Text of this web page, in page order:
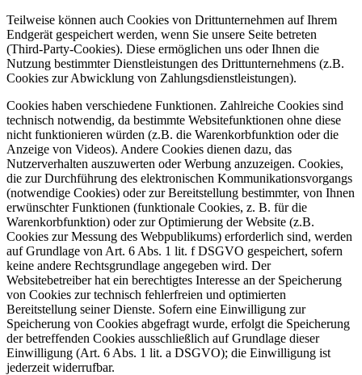
Teilweise können auch Cookies von Drittunternehmen auf Ihrem
Endgerät gespeichert werden, wenn Sie unsere Seite betreten
(Third-Party-Cookies). Diese ermöglichen uns oder Ihnen die
Nutzung bestimmter Dienstleistungen des Drittunternehmens (z.B.
Cookies zur Abwicklung von Zahlungsdienstleistungen).
Cookies haben verschiedene Funktionen. Zahlreiche Cookies sind
technisch notwendig, da bestimmte Websitefunktionen ohne diese
nicht funktionieren würden (z.B. die Warenkorbfunktion oder die
Anzeige von Videos). Andere Cookies dienen dazu, das
Nutzerverhalten auszuwerten oder Werbung anzuzeigen. Cookies,
die zur Durchführung des elektronischen Kommunikationsvorgangs
(notwendige Cookies) oder zur Bereitstellung bestimmter, von Ihnen
erwünschter Funktionen (funktionale Cookies, z. B. für die
Warenkorbfunktion) oder zur Optimierung der Website (z.B.
Cookies zur Messung des Webpublikums) erforderlich sind, werden
auf Grundlage von Art. 6 Abs. 1 lit. f DSGVO gespeichert, sofern
keine andere Rechtsgrundlage angegeben wird. Der
Websitebetreiber hat ein berechtigtes Interesse an der Speicherung
von Cookies zur technisch fehlerfreien und optimierten
Bereitstellung seiner Dienste. Sofern eine Einwilligung zur
Speicherung von Cookies abgefragt wurde, erfolgt die Speicherung
der betreffenden Cookies ausschließlich auf Grundlage dieser
Einwilligung (Art. 6 Abs. 1 lit. a DSGVO); die Einwilligung ist
jederzeit widerrufbar.